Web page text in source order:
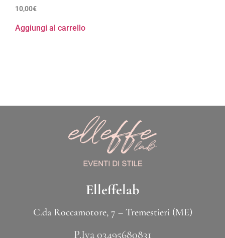
10,00€
Aggiungi al carrello
Elleffelab
C.da Roccamotore, 7 – Tremestieri (ME)
P.Iva 03495680831